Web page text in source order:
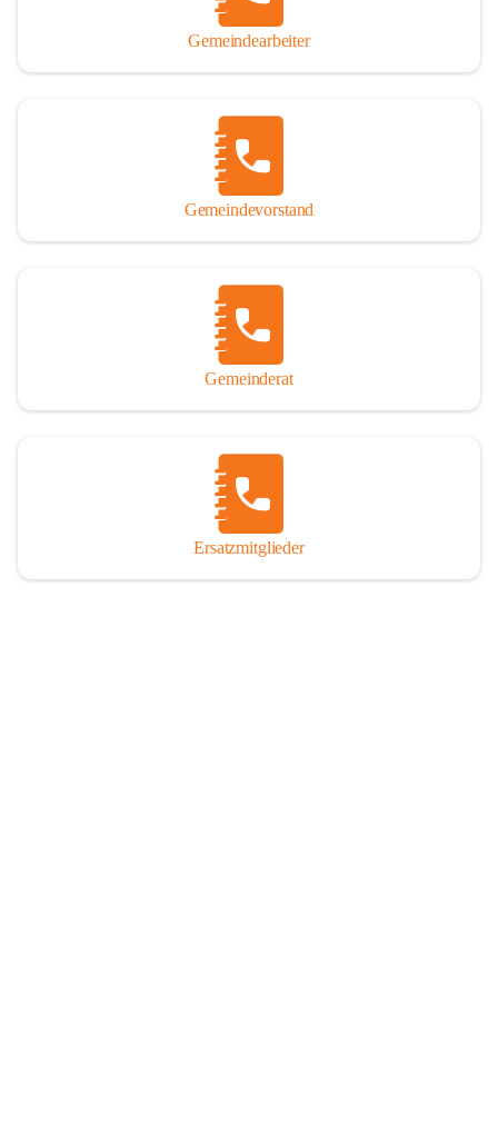
eingearbeitet. Der leichteren Lesbarkeit halber ist auch von einer
streng gendergerechten Ausdrucksform Abstand genommen
So darf ich Sie zu einer interessanten, vergnüglichen und
manchmal auch nachdenklich machenden Zeitreise durch die
Jahrhunderte, ja Jahrtausende alte Geschichte von der Steinzeit
einladen.
Gemeindearbeiter
Gemeindevorstand
Gemeinderat
Ersatzmitglieder